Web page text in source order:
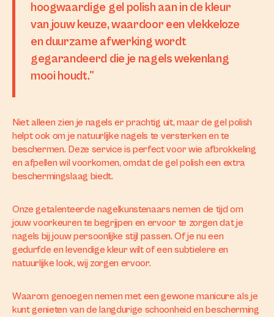
hoogwaardige gel polish aan in de kleur
van jouw keuze, waardoor een vlekkeloze
en duurzame afwerking wordt
gegarandeerd die je nagels wekenlang
mooi houdt."
Niet alleen zien je nagels er prachtig uit, maar de gel polish
helpt ook om je natuurlijke nagels te versterken en te
beschermen. Deze service is perfect voor wie afbrokkeling
en afpellen wil voorkomen, omdat de gel polish een extra
beschermingslaag biedt.
Onze getalenteerde nagelkunstenaars nemen de tijd om
jouw voorkeuren te begrijpen en ervoor te zorgen dat je
nagels bij jouw persoonlijke stijl passen. Of je nu een
gedurfde en levendige kleur wilt of een subtielere en
natuurlijke look, wij zorgen ervoor.
Waarom genoegen nemen met een gewone manicure als je
kunt genieten van de langdurige schoonheid en bescherming